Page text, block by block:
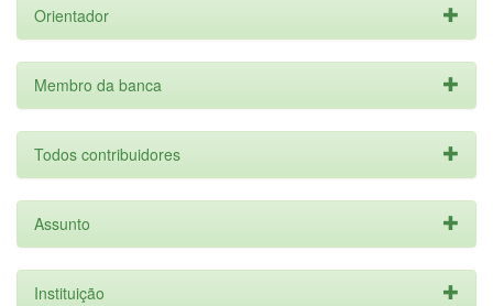
Orientador
Membro da banca
Todos contribuidores
Assunto
Instituição